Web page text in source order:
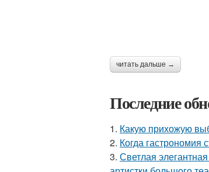
читать дальше →
Последние
1. Какую прихожую
2. Когда гастрономия
3. Светлая